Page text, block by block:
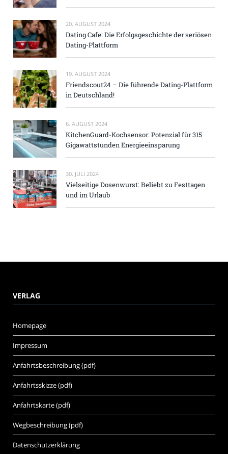
20. AUGUST 2024
Dating Cafe: Die Erfolgsgeschichte der seriösen
Dating-Plattform
19. AUGUST 2024
Friendscout24 – Die führende Dating-Plattform
in Deutschland!
6. AUGUST 2024
KitchenGuard-Kochsensor: Potenzial für 315
Gigawattstunden Energieeinsparung
30. JULI 2024
Vielseitige Dosenwurst: Beliebt zu Festtagen
und im Urlaub
VERLAG
Homepage
Impressum
Anfahrtsbeschreibung (pdf)
Anfahrtsskizze (pdf)
Anfahrtskarte (pdf)
Wegbeschreibung (pdf)
Datenschutzerklärung